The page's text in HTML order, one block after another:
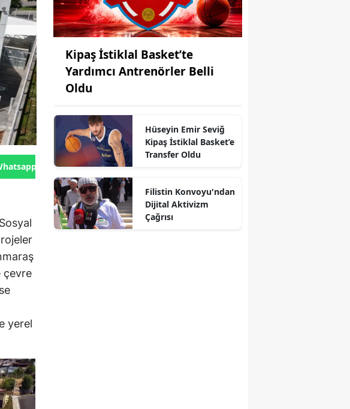
Gönder
çevre
yerel
Kipaş İstiklal Basket’te
Yardımcı Antrenörler Belli
Oldu
Hüseyin Emir Seviğ
Kipaş İstiklal Basket’e
Transfer Oldu
Filistin Konvoyu'ndan
Dijital Aktivizm
Çağrısı